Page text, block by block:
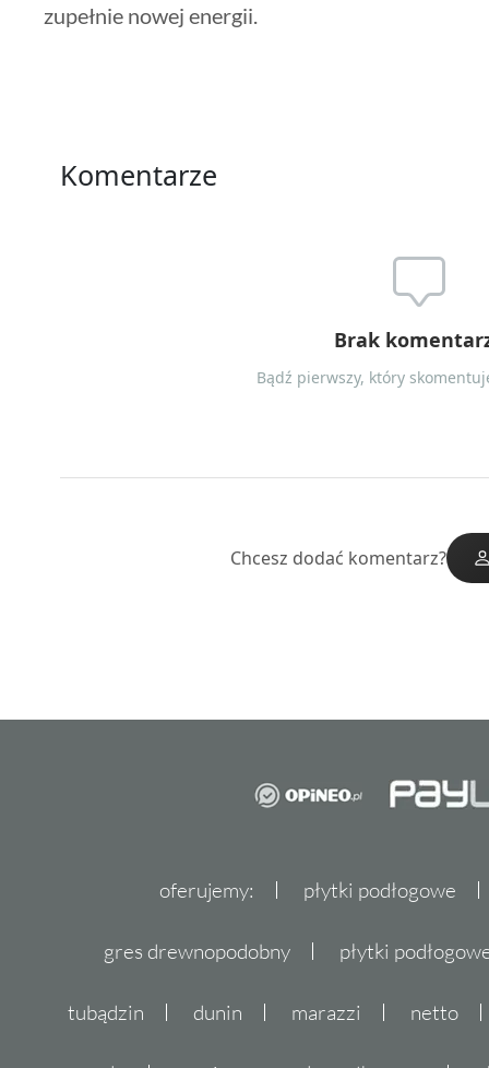
zupełnie nowej energii.
Komentarze
Brak
Bądź pierwszy, który
Chcesz dodać komentarz?
oferujemy: płytki podłogowe
gres drewnopodobny płytki
tubądzin dunin marazzi netto